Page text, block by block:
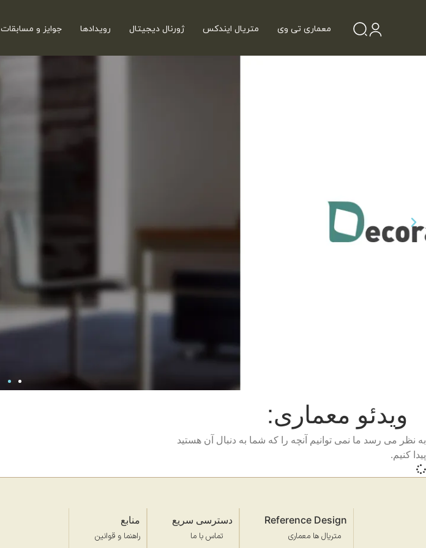
معماری تی وی متریال ایندکس ژورنال دیجیتال رویدادها جوایز و مسابقات
ویدئو معماری:
به نظر می رسد ما نمی توانیم آنچه را که شما به دنبال آن هستید
پیدا کنیم.
Reference Design
متریال ها معماری
دسترسی سریع
تماس با ما
منابع
راهنما و قوانین